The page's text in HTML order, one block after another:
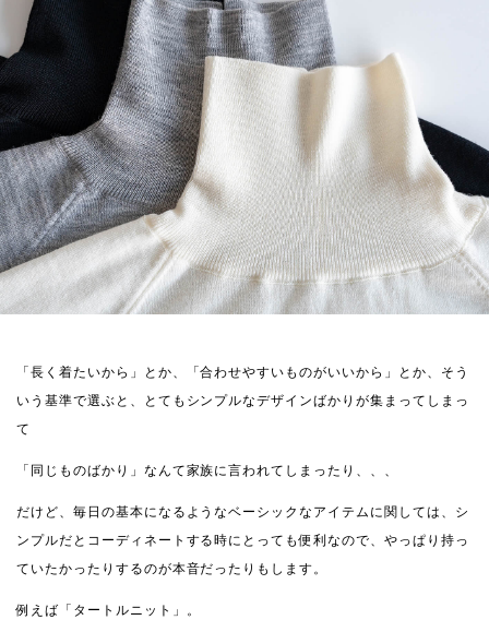
「長く着たいから」とか、「合わせやすいものがいいから」とか、そう
いう基準で選ぶと、とてもシンプルなデザインばかりが集まってしまっ
て
「同じものばかり」なんて家族に言われてしまったり、、、
だけど、毎日の基本になるようなベーシックなアイテムに関しては、シ
ンプルだとコーディネートする時にとっても便利なので、やっぱり持っ
ていたかったりするのが本音だったりもします。
例えば「タートルニット」。